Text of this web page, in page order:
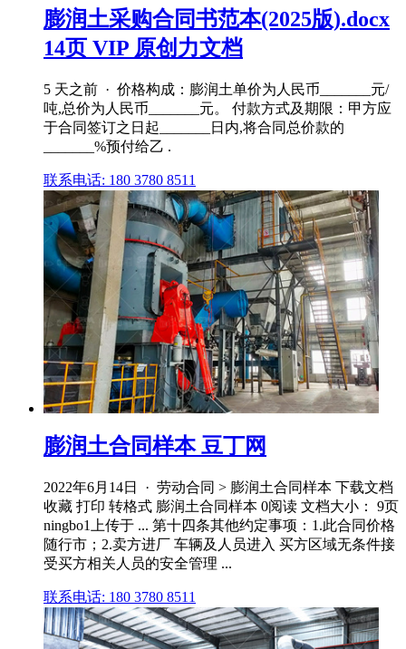
膨润土采购合同书范本(2025版).docx
14页 VIP 原创力文档
5 天之前 · 价格构成：膨润土单价为人民币_______元/
吨,总价为人民币_______元。 付款方式及期限：甲方应
于合同签订之日起_______日内,将合同总价款的
_______%预付给乙 .
联系电话: 180 3780 8511
膨润土合同样本 豆丁网
2022年6月14日 · 劳动合同 > 膨润土合同样本 下载文档
收藏 打印 转格式 膨润土合同样本 0阅读 文档大小： 9页
ningbo1上传于 ... 第十四条其他约定事项：1.此合同价格
随行市；2.卖方进厂 车辆及人员进入 买方区域无条件接
受买方相关人员的安全管理 ...
联系电话: 180 3780 8511